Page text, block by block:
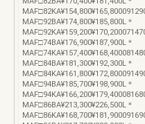
MAF□92BA¥174,800¥185,800L＊
MAF□74BA¥176,900¥187,900L＊
MAF□84BA¥181,300¥192,300L＊
MAF□94BA¥185,700¥198,900L＊
MAF□86BA¥213,300¥226,500L＊